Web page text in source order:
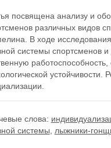
посвящена анализу и
различных видов
В ходе
системы спортсменов
слова:
системы
лыжники-